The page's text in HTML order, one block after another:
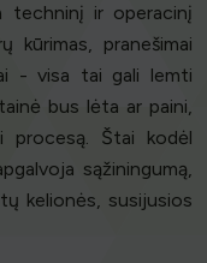
techninį ir operacinį
kūrimas, pranešimai
- visa tai gali lemti
bus lėta ar paini,
procesą. Štai kodėl
sąžiningumą,
kelionės, susijusios